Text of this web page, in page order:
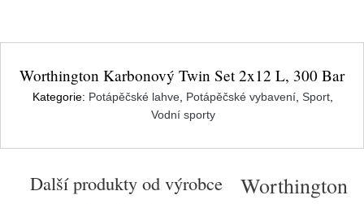
Worthington Karbonový Twin Set 2x12 L, 300 Bar
Kategorie: Potápěčské lahve Potápěčské vybavení Sport
Vodní sporty
Další produkty od výrobce
Worthington